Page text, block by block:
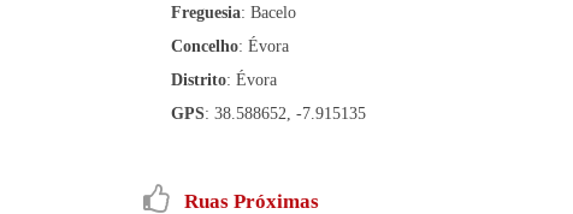
Freguesia: Bacelo
Concelho: Évora
Distrito: Évora
GPS: 38.588652, -7.915135
Ruas Próximas